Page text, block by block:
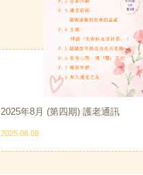
2025年8月 (第四期) 護老通訊
2025.08.08